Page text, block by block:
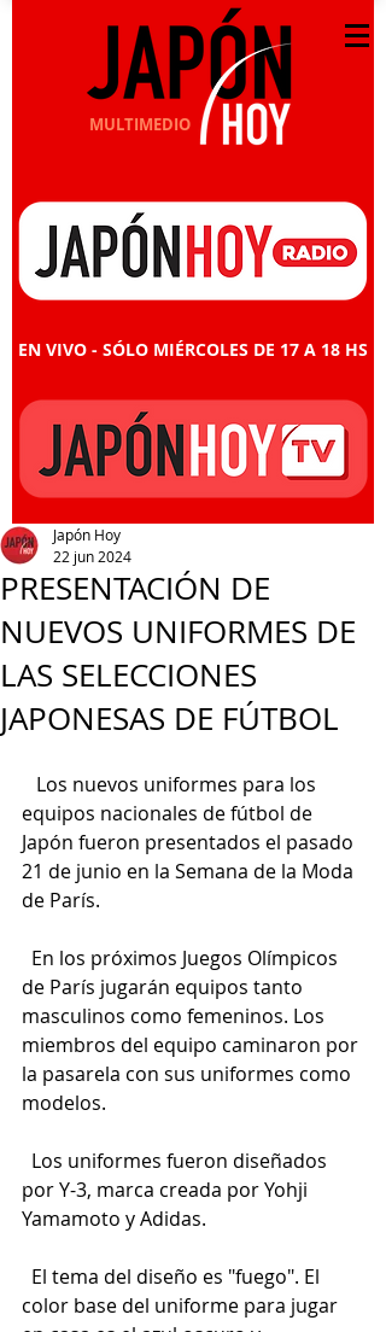
MULTIMEDIO
EN VIVO - SÓLO MIÉRCOLES DE 17 A 18 HS
PRESENTACIÓN DE
NUEVOS UNIFORMES DE
LAS SELECCIONES
JAPONESAS DE FÚTBOL
Japón Hoy
22 jun 2024
Los nuevos uniformes para los
equipos nacionales de fútbol de
Japón fueron presentados el pasado
21 de junio en la Semana de la Moda
de París.
En los próximos Juegos Olímpicos
de París jugarán equipos tanto
masculinos como femeninos. Los
miembros del equipo caminaron por
la pasarela con sus uniformes como
modelos.
Los uniformes fueron diseñados
por Y-3, marca creada por Yohji
Yamamoto y Adidas.
El tema del diseño es "fuego". El
color base del uniforme para jugar